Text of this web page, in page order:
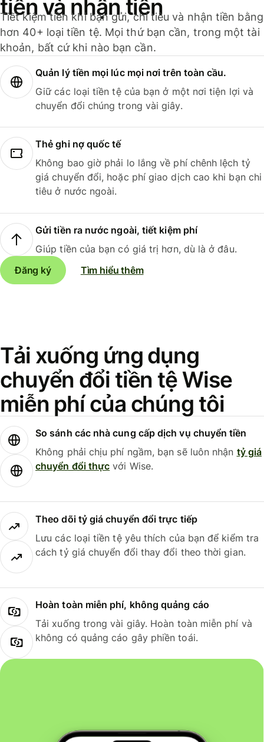
tiền và nhận tiền
Tiết kiệm tiền khi bạn gửi, chi tiêu và nhận tiền bằng
hơn 40+ loại tiền tệ. Mọi thứ bạn cần, trong một tài
khoản, bất cứ khi nào bạn cần.
Quản lý tiền mọi lúc mọi nơi trên toàn cầu.
Giữ các loại tiền tệ của bạn ở một nơi tiện lợi và
chuyển đổi chúng trong vài giây.
Thẻ ghi nợ quốc tế
Không bao giờ phải lo lắng về phí chênh lệch tỷ
giá chuyển đổi, hoặc phí giao dịch cao khi bạn chi
tiêu ở nước ngoài.
Gửi tiền ra nước ngoài, tiết kiệm phí
Giúp tiền của bạn có giá trị hơn, dù là ở đâu.
Đăng ký
Tìm hiểu thêm
Tải xuống ứng dụng
chuyển đổi tiền tệ Wise
miễn phí của chúng tôi
So sánh các nhà cung cấp dịch vụ chuyển tiền
Không phải chịu phí ngầm, bạn sẽ luôn nhận tỷ giá
chuyển đổi thực với Wise.
Theo dõi tỷ giá chuyển đổi trực tiếp
Lưu các loại tiền tệ yêu thích của bạn để kiểm tra
cách tỷ giá chuyển đổi thay đổi theo thời gian.
Hoàn toàn miễn phí, không quảng cáo
Tải xuống trong vài giây. Hoàn toàn miễn phí và
không có quảng cáo gây phiền toái.